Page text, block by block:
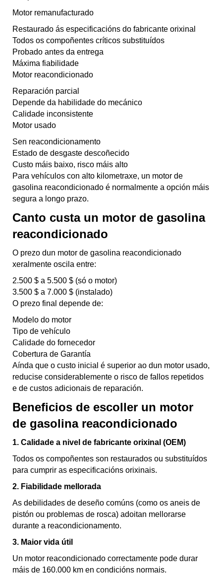
Motor remanufacturado
Restaurado ás especificacións do fabricante orixinal
Todos os compoñentes críticos substituídos
Probado antes da entrega
Máxima fiabilidade
Motor reacondicionado
Reparación parcial
Depende da habilidade do mecánico
Calidade inconsistente
Motor usado
Sen reacondicionamento
Estado de desgaste descoñecido
Custo máis baixo, risco máis alto
Para vehículos con alto kilometraxe, un motor de
gasolina reacondicionado é normalmente a opción máis
segura a longo prazo.
Canto custa un motor de gasolina
reacondicionado
O prezo dun motor de gasolina reacondicionado
xeralmente oscila entre:
2.500 $ a 5.500 $ (só o motor)
3.500 $ a 7.000 $ (instalado)
O prezo final depende de:
Modelo do motor
Tipo de vehículo
Calidade do fornecedor
Cobertura de Garantía
Aínda que o custo inicial é superior ao dun motor usado,
reducise considerablemente o risco de fallos repetidos
e de custos adicionais de reparación.
Beneficios de escoller un motor
de gasolina reacondicionado
1. Calidade a nivel de fabricante orixinal (OEM)
Todos os compoñentes son restaurados ou substituídos
para cumprir as especificacións orixinais.
2. Fiabilidade mellorada
As debilidades de deseño comúns (como os aneis de
pistón ou problemas de rosca) adoitan mellorarse
durante a reacondicionamento.
3. Maior vida útil
Un motor reacondicionado correctamente pode durar
máis de 160.000 km en condicións normais.